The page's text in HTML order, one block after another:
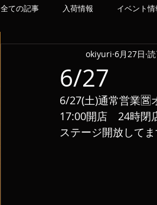
全ての記事 入荷情報 イベント情
ライブ、コン
6/27
okiyuri 6月27日
6/27(土)通常営業🈺
17:00開店　24時閉
ステージ開放して